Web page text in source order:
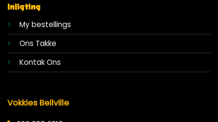
Inligting
My bestellings
Ons Takke
Kontak Ons
Vokkies Bellville